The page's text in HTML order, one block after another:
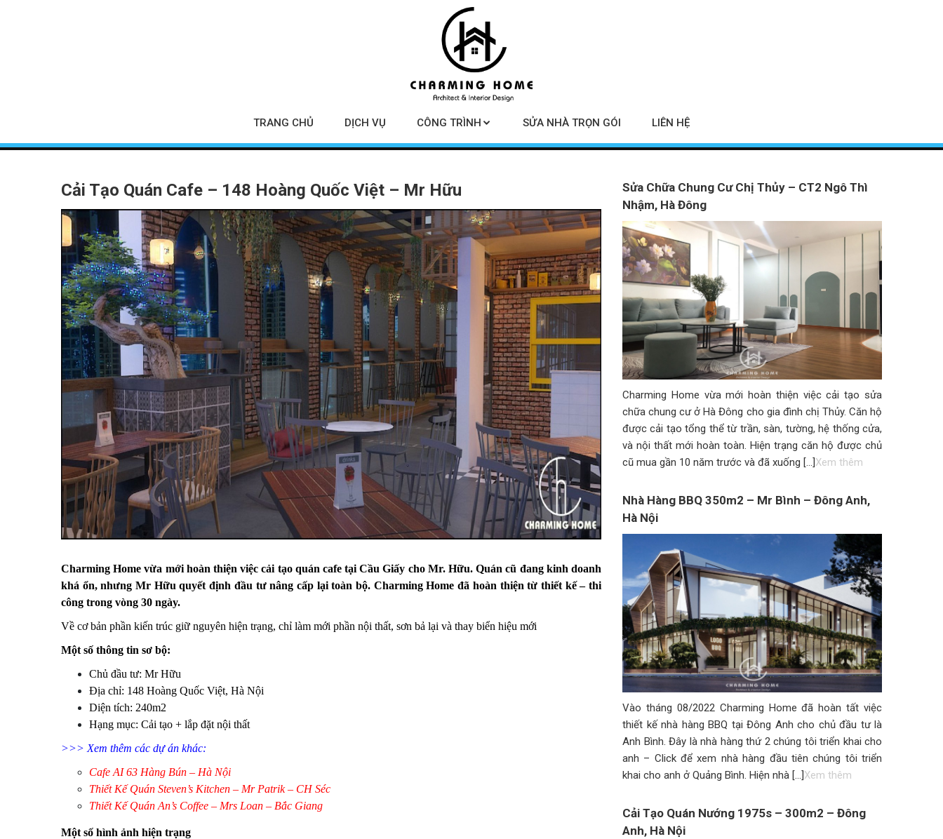
TRANG CHỦ DỊCH VỤ CÔNG TRÌNH SỬA NHÀ TRỌN GÓI LIÊN HỆ
Cải Tạo Quán Cafe – 148 Hoàng Quốc Việt – Mr Hữu
Charming Home vừa mới hoàn thiện việccải tạo quán cafetại Cầu Giấy cho Mr. Hữu. Quán cũ đang kinh doanh
khá ổn, nhưng Mr Hữu quyết định đầu tư nâng cấp lại toàn bộ. Charming Home đã hoàn thiện từ thiết kế – thi
công trong vòng 30 ngày.
Về cơ bản phần kiến trúc giữ nguyên hiện trạng, chỉ làm mới phần nội thất, sơn bả lại và thay biển hiệu mới
Một số thông tin sơ bộ:
Chủ đầu tư: Mr Hữu
Địa chỉ: 148 Hoàng Quốc Việt, Hà Nội
Diện tích: 240m2
Hạng mục: Cải tạo + lắp đặt nội thất
>>> Xem thêm các dự án khác:
Cafe AI 63 Hàng Bún – Hà Nội
Thiết Kế Quán Steven’s Kitchen – Mr Patrik – CH Séc
Thiết Kế Quán An’s Coffee – Mrs Loan – Bắc Giang
Một số hình ảnh hiện trạng
Sửa Chữa Chung Cư Chị Thủy – CT2 Ngô Thì
Nhậm, Hà Đông
Charming Home vừa mới hoàn thiện việc cải tạo sửa
chữa chung cư ở Hà Đông cho gia đình chị Thủy. Căn hộ
được cải tạo tổng thể từ trần, sàn, tường, hệ thống cửa,
và nội thất mới hoàn toàn. Hiện trạng căn hộ được chủ
cũ mua gần 10 năm trước và đã xuống […]Xem thêm
Nhà Hàng BBQ 350m2 – Mr Bình – Đông Anh,
Hà Nội
Vào tháng 08/2022 Charming Home đã hoàn tất việc
thiết kế nhà hàng BBQ tại Đông Anh cho chủ đầu tư là
Anh Bình. Đây là nhà hàng thứ 2 chúng tôi triển khai cho
anh – Click để xem nhà hàng đầu tiên chúng tôi triển
khai cho anh ở Quảng Bình. Hiện nhà […] Xem thêm
Cải Tạo Quán Nướng 1975s – 300m2 – Đông
Anh, Hà Nội